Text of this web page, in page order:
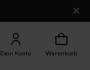
Dein Konto Warenkorb
×